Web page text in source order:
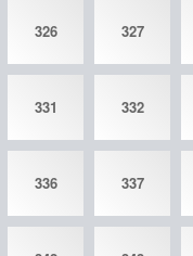
326 327
331 332
336 337